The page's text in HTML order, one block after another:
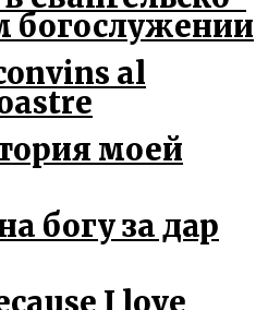
богослужении
al
моей
богу за дар
I love